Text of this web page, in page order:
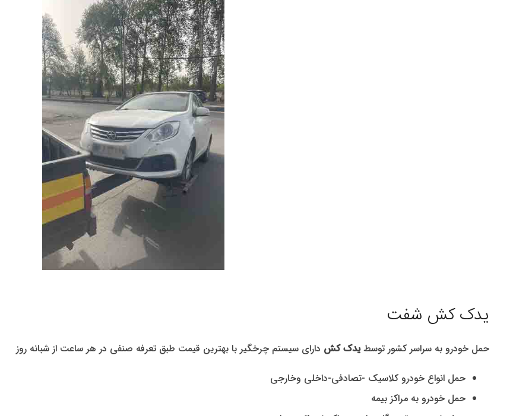
یدک کش شفت
حمل خودرو به سراسر کشور توسطیدک کش دارای سیستم چرخگیر با بهترین قیمت طبق تعرفه صنفی در هر ساعت از شبانه روز
حمل انواع خودرو کلاسیک -تصادفی-داخلی وخارجی
حمل خودرو به مراکز بیمه